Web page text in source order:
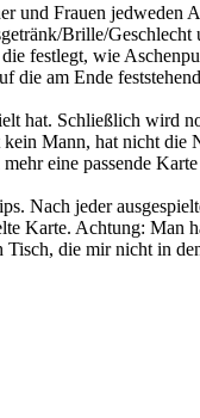
und Frauen jedweden
Brille/Geschlecht
festlegt, wie
die am Ende
hat. Schließlich wird
Mann, hat nicht die
eine passende
Nach jeder
Karte. Achtung: Man
die mir nicht in